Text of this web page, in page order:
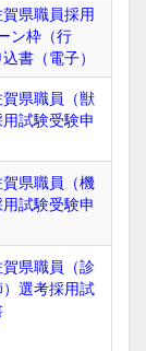
県職員採用
ン枠（行
書（電子）
県職員（獣
試験受験申
県職員（機
試験受験申
県職員（診
選考採用試